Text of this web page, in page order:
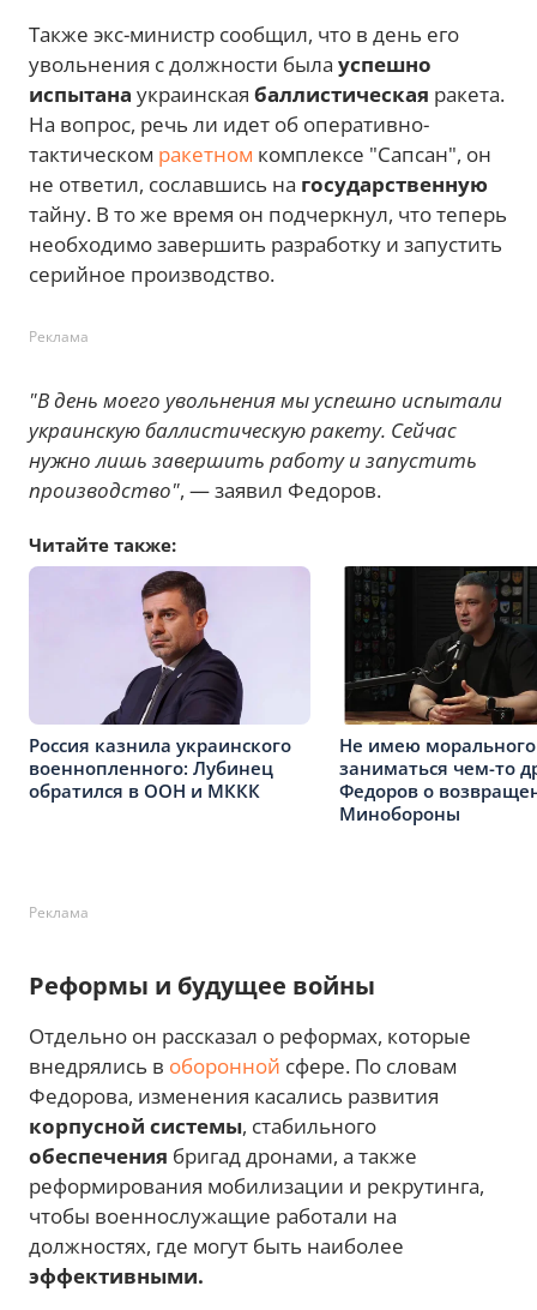
Также экс-министр сообщил, что в день его
увольнения с должности была успешно
испытана украинская баллистическая ракета.
На вопрос, речь ли идет об оперативно-
тактическом ракетном комплексе "Сапсан", он
не ответил, сославшись на государственную
тайну. В то же время он подчеркнул, что теперь
необходимо завершить разработку и запустить
серийное производство.
Реклама
"В день моего увольнения мы успешно испытали
украинскую баллистическую ракету. Сейчас
нужно лишь завершить работу и запустить
производство", — заявил Федоров.
Читайте также:
Россия казнила украинского
военнопленного: Лубинец
обратился в ООН и МККК
Не имею
заниматься чем-то
Федоров о
Минобороны
Реклама
Реформы и будущее войны
Отдельно он рассказал о реформах, которые
внедрялись в оборонной сфере. По словам
Федорова, изменения касались развития
корпусной системы, стабильного
обеспечения бригад дронами, а также
реформирования мобилизации и рекрутинга,
чтобы военнослужащие работали на
должностях, где могут быть наиболее
эффективными.